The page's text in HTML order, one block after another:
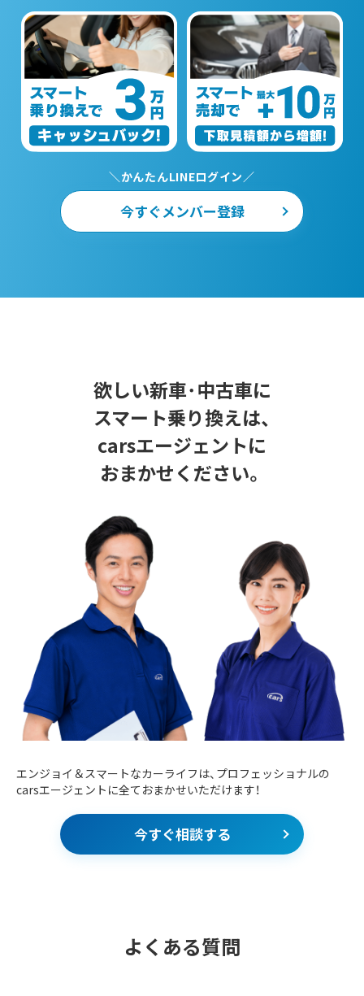
＼かんたんLINEログイン／
今すぐメンバー登録
欲しい新車･中古車に
スマート乗り換えは、
carsエージェントに
おまかせください。
エンジョイ＆スマートなカーライフは、プロフェッショナルの
carsエージェントに全ておまかせいただけます！
今すぐ相談する
よくある質問